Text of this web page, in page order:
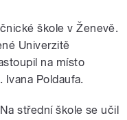
škole v Ženevě.
Univerzitě
na místo
Ivana Poldaufa.
střední škole se učil